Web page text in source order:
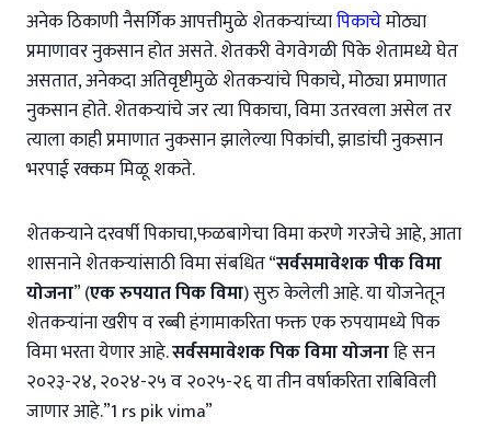
अनेक ठिकाणी नैसर्गिक आपत्तीमुळे शेतकऱ्यांच्यापिकाचेमोठ्या
प्रमाणावर नुकसान होत असते. शेतकरी वेगवेगळी पिके शेतामध्ये घेत
असतात, अनेकदा अतिवृष्टीमुळे शेतकऱ्यांचे पिकाचे, मोठ्या प्रमाणात
नुकसान होते. शेतकऱ्यांचे जर त्या पिकाचा, विमा उतरवला असेल तर
त्याला काही प्रमाणात नुकसान झालेल्या पिकांची, झाडांची नुकसान
भरपाई रक्कम मिळू शकते.
शेतकऱ्याने दरवर्षी पिकाचा,फळबागेचा विमा करणे गरजेचे आहे, आता
शासनाने शेतकऱ्यांसाठी विमा संबधित “सर्वसमावेशक पीक विमा
योजना” (एक रुपयात पिक विमा) सुरु केलेली आहे. या योजनेतून
शेतकऱ्यांना खरीप व रब्बी हंगामाकरिता फक्त एक रुपयामध्ये पिक
विमा भरता येणार आहे.सर्वसमावेशक पिक विमा योजनाहि सन
२०२३-२४, २०२४-२५ व २०२५-२६ या तीन वर्षाकरिता राबिविली
जाणार आहे.”1 rs pik vima”